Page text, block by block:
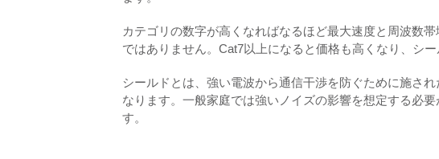
カテゴリの数字が高くなればなるほど最大速度と周波数
ではありません。Cat7以上になると価格も高くなり、シ
シールドとは、強い電波から通信干渉を防ぐために施さ
なります。一般家庭では強いノイズの影響を想定する必
す。